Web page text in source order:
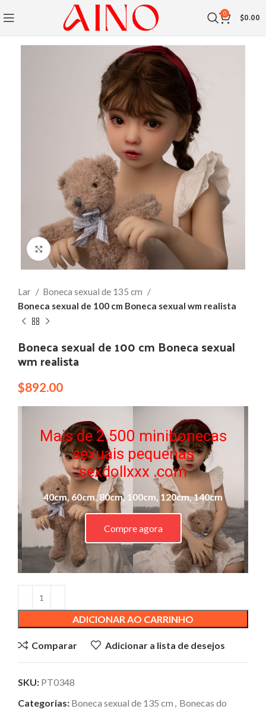
0 $0.00
Clique para ampliar
Lar
Boneca sexual de 135 cm
Boneca sexual de 100 cm Boneca sexual wm realista
Boneca sexual de 100 cm Boneca sexual
wm realista
$892.00
Mais de 2.500 minibonecas
sexuais pequenas
sexdollxxx .com
40cm, 60cm, 80cm, 100cm, 120cm, 140cm
Compre agora
ADICIONAR AO CARRINHO
Comparar Adicionar a lista de desejos
SKU: PT0348
Categorias: Boneca sexual de 135 cm , Bonecas do